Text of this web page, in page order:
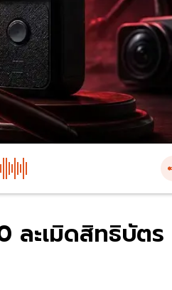
ละเมิดสิทธิบัตร